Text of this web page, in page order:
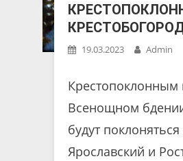
19.03.2023 Admin
Крестопоклонным
Всенощном
будут
Ярославский и